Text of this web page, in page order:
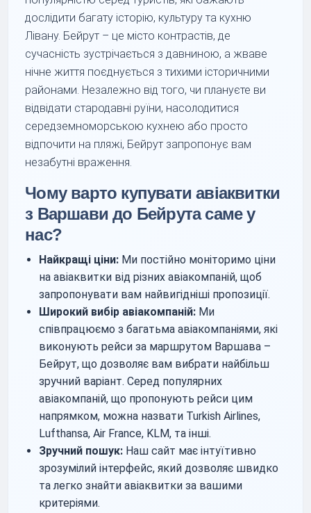
дослідити багату історію, культуру та кухню
Лівану. Бейрут – це місто контрастів, де
сучасність зустрічається з давниною, а жваве
нічне життя поєднується з тихими історичними
районами. Незалежно від того, чи плануєте ви
відвідати стародавні руїни, насолодитися
середземноморською кухнею або просто
відпочити на пляжі, Бейрут запропонує вам
незабутні враження.
Чому варто купувати авіаквитки
з Варшави до Бейрута саме у
нас?
Найкращі ціни: Ми постійно моніторимо ціни
на авіаквитки від різних авіакомпаній, щоб
запропонувати вам найвигідніші пропозиції.
Широкий вибір авіакомпаній: Ми
співпрацюємо з багатьма авіакомпаніями, які
виконують рейси за маршрутом Варшава –
Бейрут, що дозволяє вам вибрати найбільш
зручний варіант. Серед популярних
авіакомпаній, що пропонують рейси цим
напрямком, можна назвати Turkish Airlines,
Lufthansa, Air France, KLM, та інші.
Зручний пошук: Наш сайт має інтуїтивно
зрозумілий інтерфейс, який дозволяє швидко
та легко знайти авіаквитки за вашими
критеріями.